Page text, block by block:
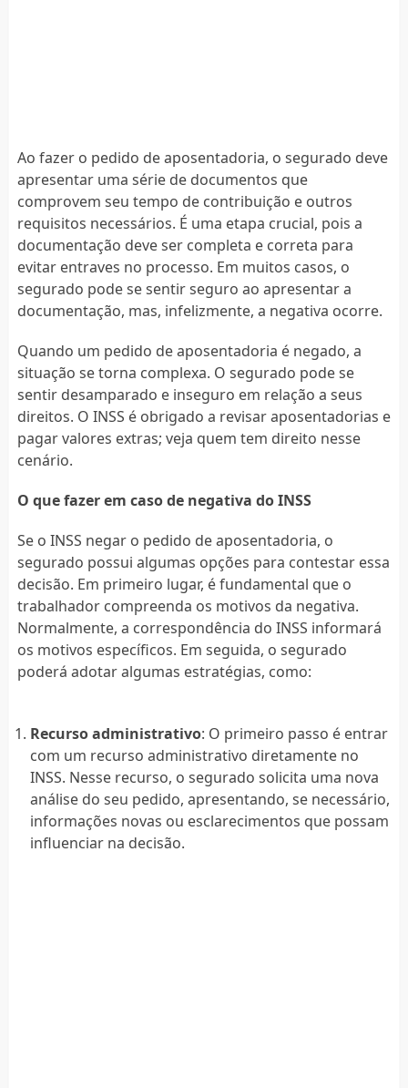
Ao fazer o pedido de aposentadoria, o segurado deve
apresentar uma série de documentos que
comprovem seu tempo de contribuição e outros
requisitos necessários. É uma etapa crucial, pois a
documentação deve ser completa e correta para
evitar entraves no processo. Em muitos casos, o
segurado pode se sentir seguro ao apresentar a
documentação, mas, infelizmente, a negativa ocorre.
Quando um pedido de aposentadoria é negado, a
situação se torna complexa. O segurado pode se
sentir desamparado e inseguro em relação a seus
direitos. O INSS é obrigado a revisar aposentadorias e
pagar valores extras; veja quem tem direito nesse
cenário.
O que fazer em caso de negativa do INSS
Se o INSS negar o pedido de aposentadoria, o
segurado possui algumas opções para contestar essa
decisão. Em primeiro lugar, é fundamental que o
trabalhador compreenda os motivos da negativa.
Normalmente, a correspondência do INSS informará
os motivos específicos. Em seguida, o segurado
poderá adotar algumas estratégias, como:
Recurso administrativo: O primeiro passo é entrar
com um recurso administrativo diretamente no
INSS. Nesse recurso, o segurado solicita uma nova
análise do seu pedido, apresentando, se necessário,
informações novas ou esclarecimentos que possam
influenciar na decisão.